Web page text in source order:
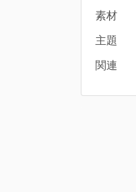
素材
主題
関連